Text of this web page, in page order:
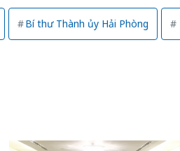
Bí thư Thành ủy Hải Phòng